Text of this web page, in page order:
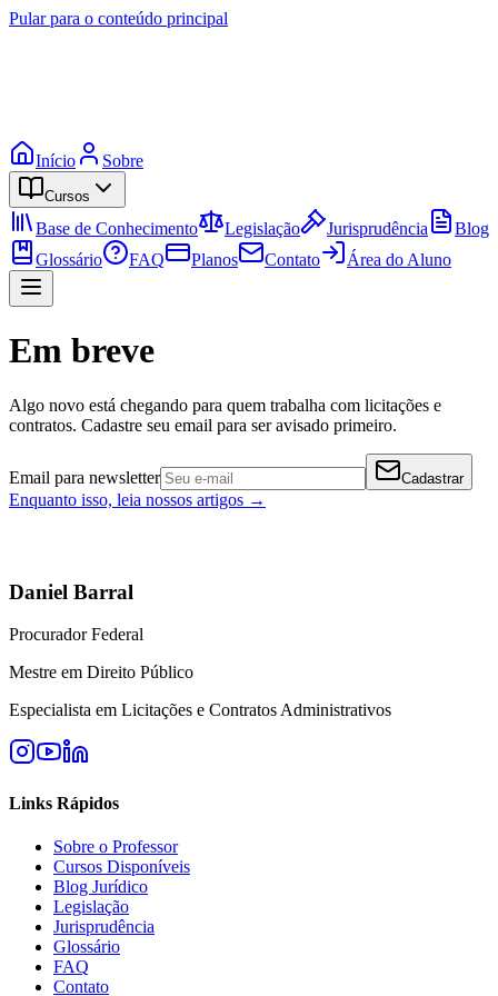
Pular para o conteúdo principal
Início Sobre
Cursos
Base de Conhecimento Legislação Jurisprudência
Blog
Glossário
FAQ Planos Contato Área do Aluno
Em breve
Algo novo está chegando para quem trabalha com licitações e
contratos. Cadastre seu email para ser avisado primeiro.
Email para newsletter Cadastrar
Enquanto isso, leia nossos artigos →
Daniel Barral
Procurador Federal
Mestre em Direito Público
Especialista em Licitações e Contratos Administrativos
Links Rápidos
Sobre o Professor
Cursos Disponíveis
Blog Jurídico
Legislação
Jurisprudência
Glossário
FAQ
Contato